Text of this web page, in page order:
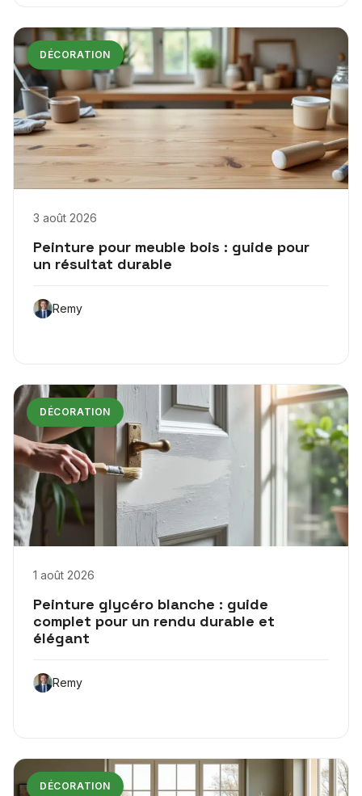
DÉCORATION
3 août 2026
Peinture pour meuble bois : guide pour
un résultat durable
Remy
DÉCORATION
1 août 2026
Peinture glycéro blanche : guide
complet pour un rendu durable et
élégant
Remy
DÉCORATION